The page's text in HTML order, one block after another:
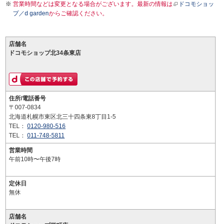
営業時間などは変更となる場合がございます。最新の情報は
ドコモショッ
プ／d gardenからご確認ください。
店舗名
ドコモショップ北34条東店
住所/電話番号
〒007-0834
北海道札幌市東区北三十四条東8丁目1-5
TEL： 0120-980-516
TEL： 011-748-5811
営業時間
午前10時〜午後7時
定休日
無休
店舗名